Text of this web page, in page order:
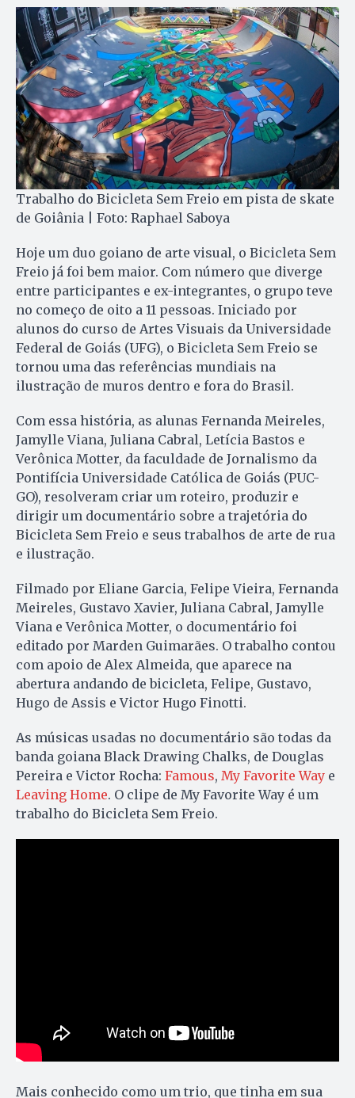
Trabalho do Bicicleta Sem Freio em pista de skate
de Goiânia | Foto: Raphael Saboya
Hoje um duo goiano de arte visual, o Bicicleta Sem
Freio já foi bem maior. Com número que diverge
entre participantes e ex-integrantes, o grupo teve
no começo de oito a 11 pessoas. Iniciado por
alunos do curso de Artes Visuais da Universidade
Federal de Goiás (UFG), o Bicicleta Sem Freio se
tornou uma das referências mundiais na
ilustração de muros dentro e fora do Brasil.
Com essa história, as alunas Fernanda Meireles,
Jamylle Viana, Juliana Cabral, Letícia Bastos e
Verônica Motter, da faculdade de Jornalismo da
Pontifícia Universidade Católica de Goiás (PUC-
GO), resolveram criar um roteiro, produzir e
dirigir um documentário sobre a trajetória do
Bicicleta Sem Freio e seus trabalhos de arte de rua
e ilustração.
Filmado por Eliane Garcia, Felipe Vieira, Fernanda
Meireles, Gustavo Xavier, Juliana Cabral, Jamylle
Viana e Verônica Motter, o documentário foi
editado por Marden Guimarães. O trabalho contou
com apoio de Alex Almeida, que aparece na
abertura andando de bicicleta, Felipe, Gustavo,
Hugo de Assis e Victor Hugo Finotti.
As músicas usadas no documentário são todas da
banda goiana Black Drawing Chalks, de Douglas
Pereira e Victor Rocha: Famous, My Favorite Way e
Leaving Home. O clipe de My Favorite Way é um
trabalho do Bicicleta Sem Freio.
Mais conhecido como um trio, que tinha em sua